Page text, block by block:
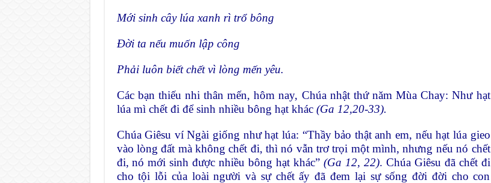
Mới sinh cây lúa xanh rì trổ bông
Đời ta nếu muốn lập công
Phải luôn biết chết vì lòng mến yêu.
Các bạn thiếu nhi thân mến, hôm nay, Chúa nhật thứ năm Mùa Chay: Như hạt
lúa mì chết đi để sinh nhiều bông hạt khác (Ga 12,20-33).
Chúa Giêsu ví Ngài giống như hạt lúa: “Thầy bảo thật anh em, nếu hạt lúa gieo
vào lòng đất mà không chết đi, thì nó vẫn trơ trọi một mình, nhưng nếu nó chết
đi, nó mới sinh được nhiều bông hạt khác” (Ga 12, 22). Chúa Giêsu đã chết đi
cho tội lỗi của loài người và sự chết ấy đã đem lại sự sống đời đời cho con